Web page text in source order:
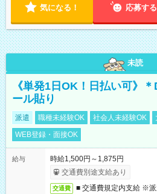
気になる！ 応募する
未読
《単発1日OK！日払い可》
ール貼り
派遣 職種未経験OK 社会人未経験OK
WEB登録・面接OK
給与
時給1,500円～1,875円
交通費別途支給あり
交通費 ■ 交通費規定内支給 ※